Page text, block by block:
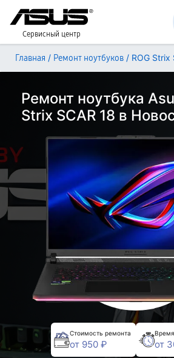
Сервисный центр
Главная / Ремонт ноутбуков / ROG Strix
Ремонт ноутбука
Strix SCAR 18 в
Стоимость ремонта
от 950 ₽ от